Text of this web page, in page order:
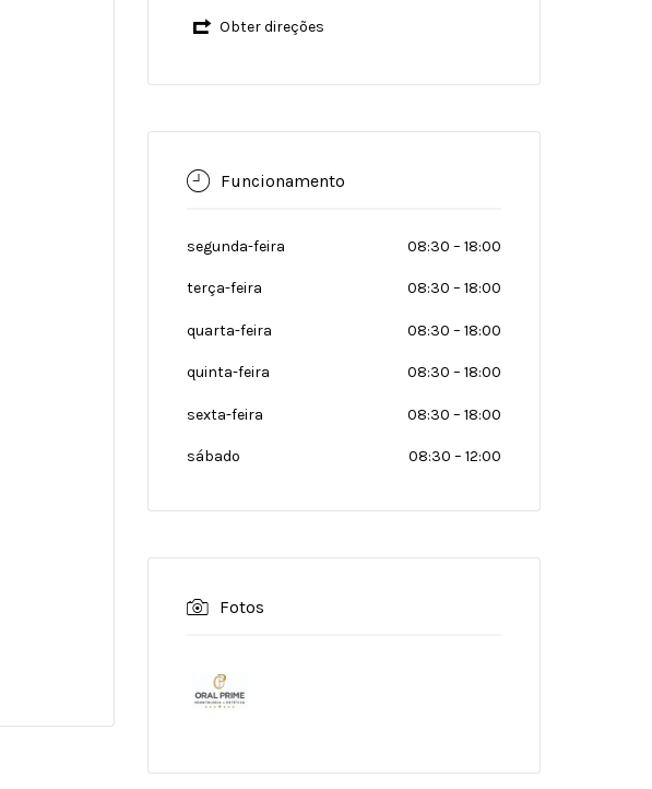
Obter direções
Funcionamento
segunda-feira 08:30 – 18:00
terça-feira 08:30 – 18:00
quarta-feira 08:30 – 18:00
quinta-feira 08:30 – 18:00
sexta-feira 08:30 – 18:00
sábado 08:30 – 12:00
Fotos